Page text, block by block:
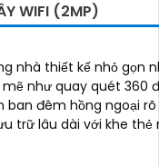
WIFI (2MP)
nhà thiết kế nhỏ gọn
như quay quét 360
ban đêm hồng ngoại